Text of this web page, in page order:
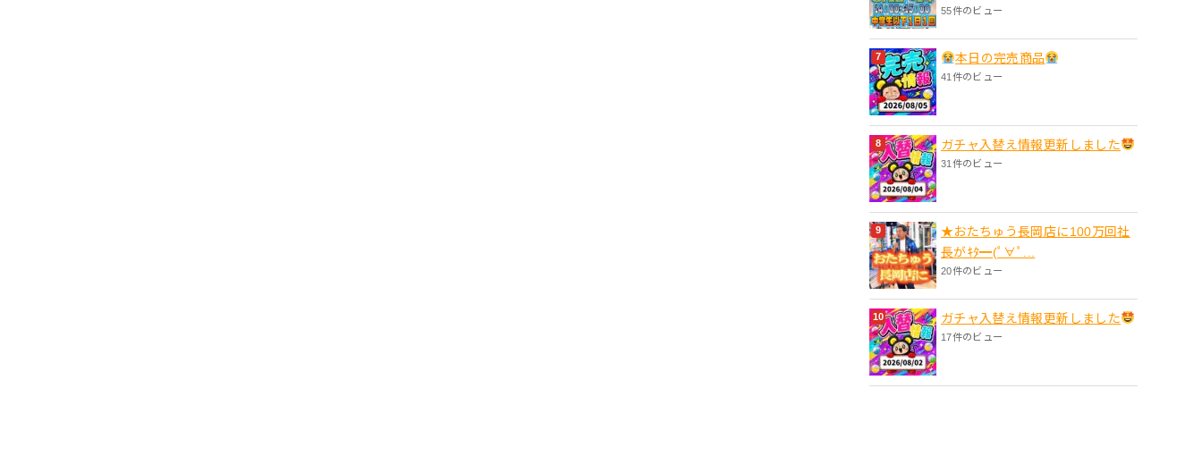
55件のビュー
本日の完売商品
41件のビュー
ガチャ入替え情報更新しました
31件のビュー
★おたちゅう長岡店に100万回社
長がｷﾀ━(ﾟ∀ﾟ...
20件のビュー
ガチャ入替え情報更新しました
17件のビュー